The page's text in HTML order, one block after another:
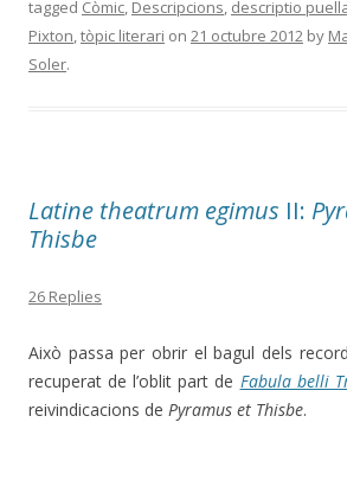
tagged Còmic, Descripcions, descriptio
Pixton,tòpic literari on 21 octubre 2012 by
Soler.
Latine theatrum egimus II:
Thisbe
26 Replies
Això passa per obrir el bagul dels
recuperat de l’oblit part de Fabula belli
reivindicacions de Pyramus et Thisbe.